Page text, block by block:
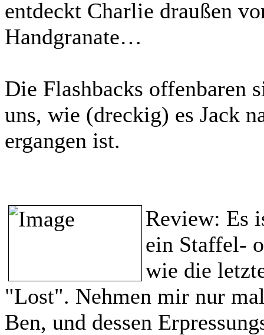
entdeckt Charlie draußen
Handgranate…
Die Flashbacks offenbaren
uns, wie (dreckig) es Jack
ergangen ist.
Review: Es
ein Staffel-
wie die
"Lost". Nehmen mir nur
Ben, und dessen